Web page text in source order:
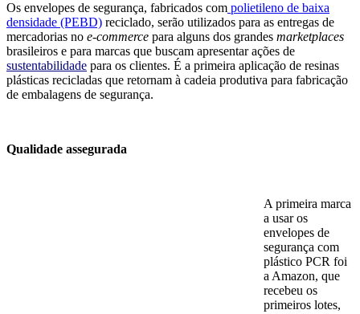
Os envelopes de segurança, fabricados com polietileno de baixa
densidade (PEBD) reciclado, serão utilizados para as entregas de
mercadorias no e-commerce para alguns dos grandes marketplaces
brasileiros e para marcas que buscam apresentar ações de
sustentabilidade para os clientes. É a primeira aplicação de resinas
plásticas recicladas que retornam à cadeia produtiva para fabricação
de embalagens de segurança.
Qualidade assegurada
A primeira marca
a usar os
envelopes de
segurança com
plástico PCR foi
a Amazon, que
recebeu os
primeiros lotes,